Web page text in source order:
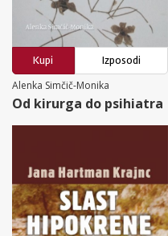
Kupi
Izposodi
Alenka Simčič-Monika
Od kirurga do psihiatra